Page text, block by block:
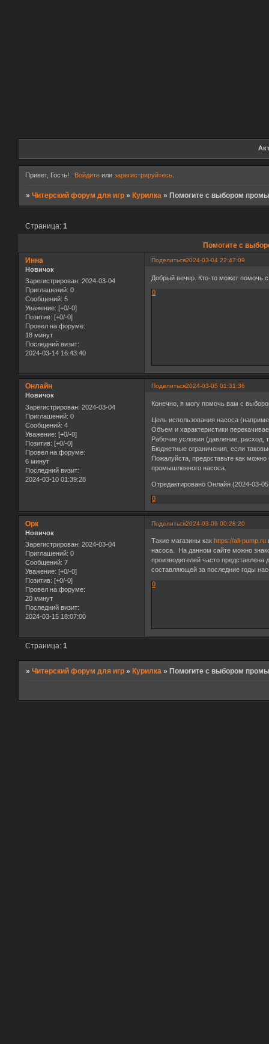
Привет, Гость! Войдитеили зарегистрируйтесь.
»Читерский форум для игр »Курилка »Помогите с выбором
Помогите с
Страница:1
Поделиться2024-03-04 22:47:09
Инна
Новичок
Зарегистрирован: 2024-03-04
Приглашений: 0
Сообщений: 5
Уважение: [+0/-0]
Позитив: [+0/-0]
Провел на форуме:
18 минут
Последний визит:
2024-03-14 16:43:40
Добрый вечер. Кто-то может помочь
0
Поделиться2024-03-05 01:31:36
Онлайн
Новичок
Зарегистрирован: 2024-03-04
Приглашений: 0
Сообщений: 4
Уважение: [+0/-0]
Позитив: [+0/-0]
Провел на форуме:
6 минут
Последний визит:
2024-03-10 01:39:28
Конечно, я могу помочь вам с
Цель использования насоса
Объем и характеристики
Рабочие условия (давление,
Бюджетные ограничения, если
Пожалуйста, предоставьте как
промышленного насоса.
Отредактировано Онлайн (2024-03-
0
Поделиться2024-03-06 00:28:20
Орк
Новичок
Зарегистрирован: 2024-03-04
Приглашений: 0
Сообщений: 7
Уважение: [+0/-0]
Позитив: [+0/-0]
Провел на форуме:
20 минут
Последний визит:
2024-03-15 18:07:00
Такие магазины как https://all-pump.ru
насоса. На данном сайте можно
производителей часто
составляющей за последние годы
0
Страница:1
»Читерский форум для игр »Курилка »Помогите с выбором